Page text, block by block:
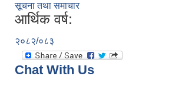
सूचना तथा समाचार
आर्थिक वर्ष:
२०८२/०८३
Chat With Us